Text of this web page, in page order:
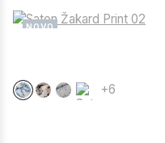
NOVO
+6